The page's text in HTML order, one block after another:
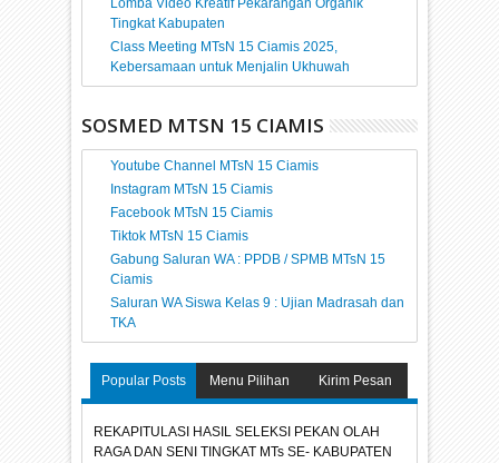
Lomba Video Kreatif Pekarangan Organik
Tingkat Kabupaten
Class Meeting MTsN 15 Ciamis 2025,
Kebersamaan untuk Menjalin Ukhuwah
SOSMED MTSN 15 CIAMIS
Youtube Channel MTsN 15 Ciamis
Instagram MTsN 15 Ciamis
Facebook MTsN 15 Ciamis
Tiktok MTsN 15 Ciamis
Gabung Saluran WA : PPDB / SPMB MTsN 15
Ciamis
Saluran WA Siswa Kelas 9 : Ujian Madrasah dan
TKA
Popular Posts Menu Pilihan Kirim Pesan
REKAPITULASI HASIL SELEKSI PEKAN OLAH
RAGA DAN SENI TINGKAT MTs SE- KABUPATEN